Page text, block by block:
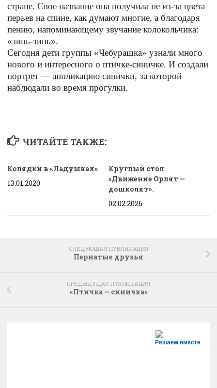
стране. Свое название она получила не из-за цвета
перьев на спине, как думают многие, а благодаря
пению, напоминающему звучание колокольчика:
«зинь-зинь».
Сегодня дети группы «Чебурашка» узнали много
нового и интересного о птичке-синичке. И создали
портрет — аппликацию синички, за которой
наблюдали во время прогулки.
ЧИТАЙТЕ ТАКЖЕ:
Колядки в «Ладушках»
13.01.2020
Круглый стол
«Движение Орлят —
дошколят».
02.02.2026
СЛЕДУЮЩАЯ ПУБЛИКАЦИЯ
Пернатые друзья
ПРЕДЫДУЩАЯ ПУБЛИКАЦИЯ
«Птичка — синичка»
Решаем вместе